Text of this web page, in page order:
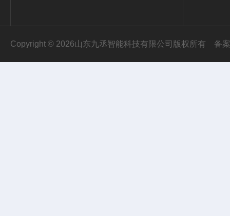
Copyright © 2026山东九丞智能科技有限公司版权所有 备